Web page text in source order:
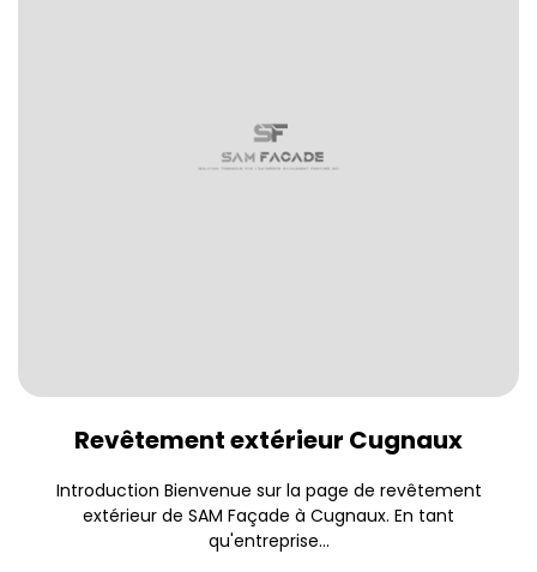
Revêtement extérieur Cugnaux
Introduction Bienvenue sur la page de revêtement
extérieur de SAM Façade à Cugnaux. En tant
qu'entreprise...